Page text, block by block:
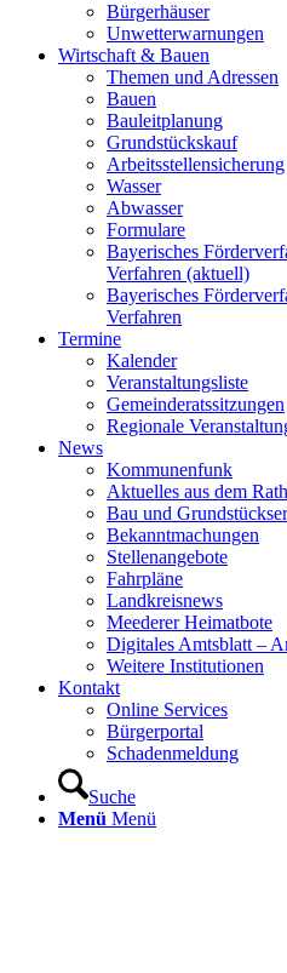
Bürgerhäuser
Unwetterwarnungen
Wirtschaft & Bauen
Themen und Adressen
Bauen
Bauleitplanung
Grundstückskauf
Arbeitsstellensicherung
Wasser
Abwasser
Formulare
Bayerisches
Verfahren (aktuell)
Bayerisches
Verfahren
Termine
Kalender
Veranstaltungsliste
Gemeinderatssitzungen
Regionale
News
Kommunenfunk
Aktuelles aus dem
Bau und
Bekanntmachungen
Stellenangebote
Fahrpläne
Landkreisnews
Meederer Heimatbote
Digitales Amtsblatt –
Weitere Institutionen
Kontakt
Online Services
Bürgerportal
Schadenmeldung
Suche
Menü Menü